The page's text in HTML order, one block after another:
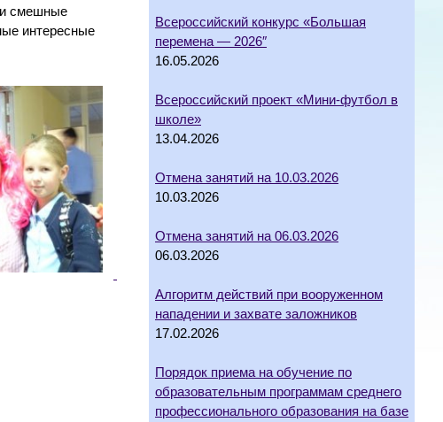
Всероссийский конкурс «Большая
перемена — 2026″
16.05.2026
Всероссийский проект «Мини-футбол в
школе»
13.04.2026
Отмена занятий на 10.03.2026
10.03.2026
Отмена занятий на 06.03.2026
06.03.2026
Алгоритм действий при вооруженном
нападении и захвате заложников
17.02.2026
Порядок приема на обучение по
образовательным программам среднего
профессионального образования на базе
смешные
интересные